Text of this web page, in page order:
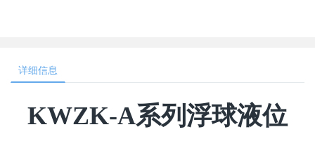
详细信息
KWZK-A系列浮球液位